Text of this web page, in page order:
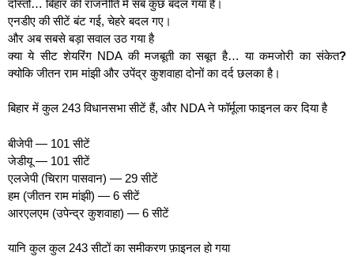
दोस्तों… बिहार की राजनीति में सब कुछ बदल गया है।
एनडीए की सीटें बंट गई, चेहरे बदल गए।
और अब सबसे बड़ा सवाल उठ गया है
क्या ये सीट शेयरिंग NDA की मजबूती का सबूत है… या कमजोरी का संकेत?
क्योकि जीतन राम मांझी और उपेंद्र कुशवाहा दोनों का दर्द छलका है।
बिहार में कुल 243 विधानसभा सीटें हैं, और NDA ने फॉर्मूला फाइनल कर दिया है
बीजेपी — 101 सीटें
जेडीयू — 101 सीटें
एलजेपी (चिराग पासवान) — 29 सीटें
हम (जीतन राम मांझी) — 6 सीटें
आरएलएम (उपेन्द्र कुशवाहा) — 6 सीटें
यानि कुल कुल 243 सीटों का समीकरण फ़ाइनल हो गया